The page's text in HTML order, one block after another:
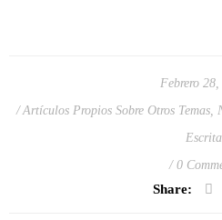
Febrero 28,
Artículos Propios Sobre Otros Temas
Escrita
0
Share: